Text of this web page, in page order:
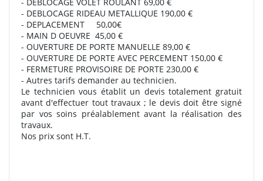
- DEBLOCAGE RIDEAU METALLIQUE 190,00 €
- DEPLACEMENT 50,00€
- MAIN D OEUVRE 45,00 €
- OUVERTURE DE PORTE MANUELLE 89,00 €
- OUVERTURE DE PORTE AVEC PERCEMENT 150,00 €
- FERMETURE PROVISOIRE DE PORTE 230,00 €
- Autres tarifs demander au technicien.
Le technicien vous établit un devis totalement gratuit
avant d'effectuer tout travaux ; le devis doit être signé
par vos soins préalablement avant la réalisation des
travaux.
Nos prix sont H.T.